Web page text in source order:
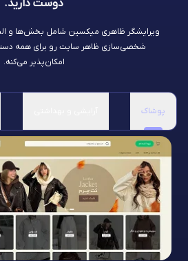
دوست دارید.
ویرایشگر ظاهری میکسین شامل بخش‌ها و
شخصی‌سازی ظاهر سایت رو برای همه
امکان‌پذیر می‌کنه.
پوشاک